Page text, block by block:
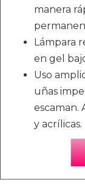
manera
Lámpara
en gel
Uso
uñas
escaman.
y acrílicas.